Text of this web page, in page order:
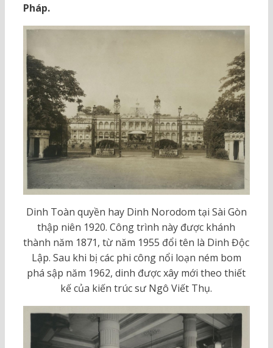
Pháp.
Dinh Toàn quyền hay Dinh Norodom tại Sài Gòn
thập niên 1920. Công trình này được khánh
thành năm 1871, từ năm 1955 đổi tên là Dinh Độc
Lập. Sau khi bị các phi công nổi loạn ném bom
phá sập năm 1962, dinh được xây mới theo thiết
kế của kiến trúc sư Ngô Viết Thụ.